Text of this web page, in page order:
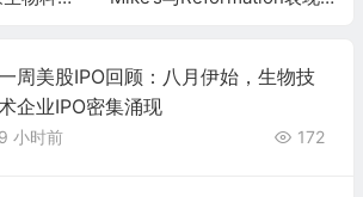
周美股IPO回顾：八月伊始，生物技
企业IPO密集涌现
9 小时前 172